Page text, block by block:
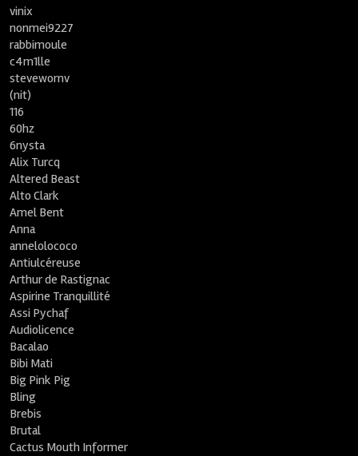
vinix
nonmei9227
rabbimoule
c4m1lle
stevewornv
(nit)
116
60hz
6nysta
Alix Turcq
Altered Beast
Alto Clark
Amel Bent
Anna
annelolococo
Antiulcéreuse
Arthur de Rastignac
Aspirine Tranquillité
Assi Pychaf
Audiolicence
Bacalao
Bibi Mati
Big Pink Pig
Bling
Brebis
Brutal
Cactus Mouth Informer